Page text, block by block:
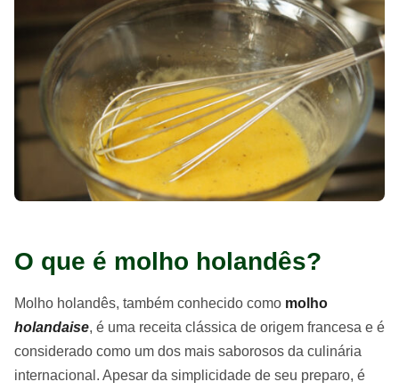
O que é molho holandês?
Molho holandês, também conhecido como molho
holandaise, é uma receita clássica de origem francesa e é
considerado como um dos mais saborosos da culinária
internacional. Apesar da simplicidade de seu preparo, é